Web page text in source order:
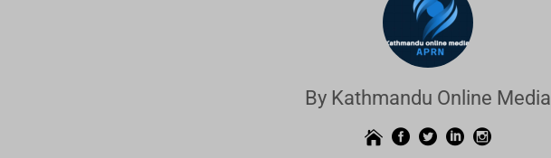
By Kathmandu Online Media